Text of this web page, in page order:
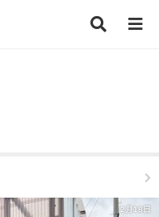
2月18日